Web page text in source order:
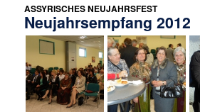
ASSYRISCHES NEUJAHRSFEST
Neujahrsempfang 2012